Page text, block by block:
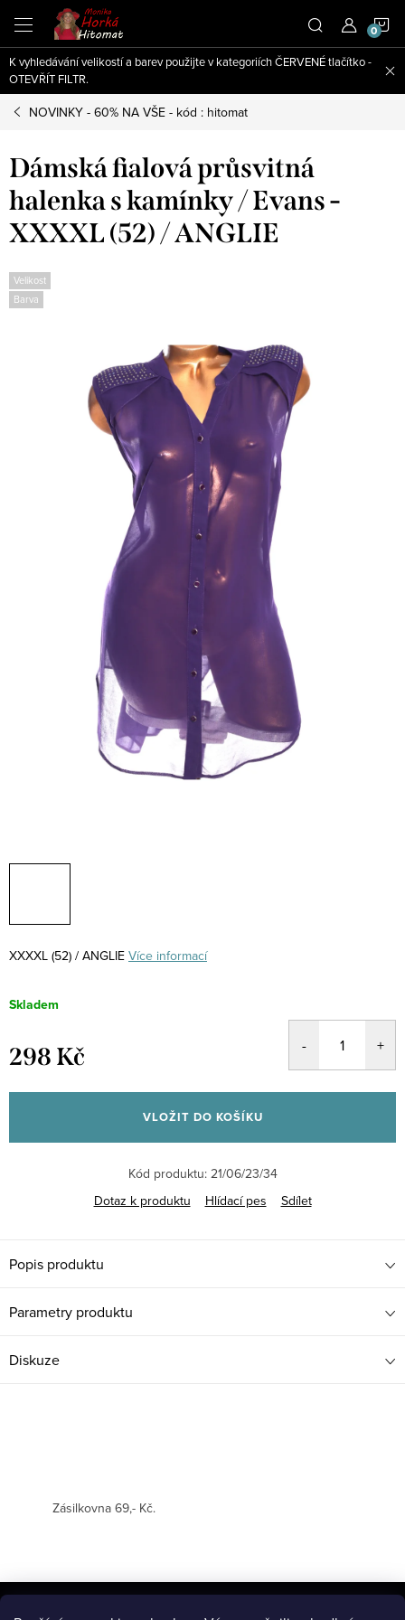
obsah
K vyhledávání velikostí a barev použijte v kategoriích ČERVENÉ tlačítko -
OTEVŘÍT FILTR.
NOVINKY - 60% NA VŠE - kód : hitomat
Dámská fialová průsvitná
halenka s kamínky / Evans -
XXXXL (52) / ANGLIE
Velikost
Barva
XXXXL (52) / ANGLIE Více informací
Skladem
298 Kč
cena:
VLOŽIT DO KOŠÍKU
Kód produktu: 21/06/23/34
Dotaz k produktu
Hlídací pes Sdílet
Popis produktu
Parametry produktu
Diskuze
Zásilkovna 69,- Kč.
Z